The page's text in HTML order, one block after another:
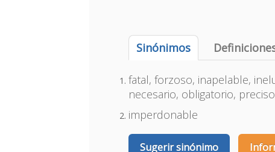
Sinónimos
fatal, forzoso, inapelable,
necesario, obligatorio, preciso
imperdonable
Sugerir sinónimo